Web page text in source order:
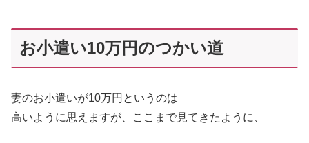
お小遣い10万円のつかい道
妻のお小遣いが10万円というのは
高いように思えますが、ここまで見てきたように、